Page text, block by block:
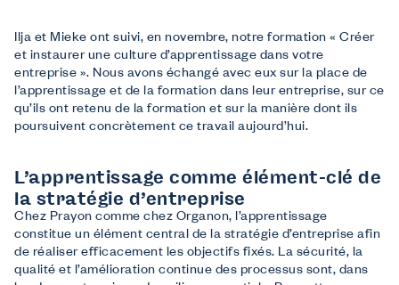
Ilja et Mieke ont suivi, en novembre, notre formation « Créer
et instaurer une culture d’apprentissage dans votre
entreprise ». Nous avons échangé avec eux sur la place de
l’apprentissage et de la formation dans leur entreprise, sur ce
qu’ils ont retenu de la formation et sur la manière dont ils
poursuivent concrètement ce travail aujourd’hui.
L’apprentissage comme élément-clé de
la stratégie d’entreprise
Chez Prayon comme chez Organon, l’apprentissage
constitue un élément central de la stratégie d’entreprise afin
de réaliser efficacement les objectifs fixés. La sécurité, la
qualité et l’amélioration continue des processus sont, dans